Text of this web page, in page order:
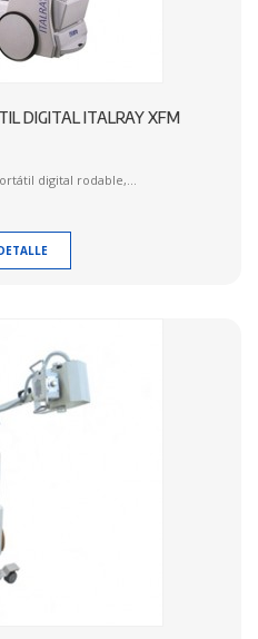
DIGITAL ITALRAY XFM
digital rodable,...